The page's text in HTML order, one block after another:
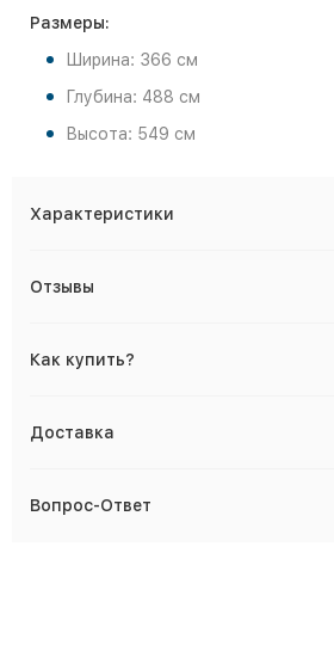
Размеры:
Ширина: 366 см
Глубина: 488 см
Высота: 549 см
Характеристики
Отзывы
Как купить?
Доставка
Вопрос-Ответ